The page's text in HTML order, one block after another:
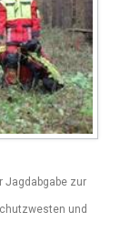
Jagdabgabe zur
und